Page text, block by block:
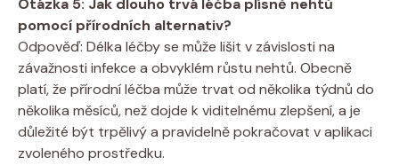
pomocí přírodních alternativ?
Odpověď: Délka léčby se může lišit v závislosti na
závažnosti infekce a obvyklém růstu nehtů. Obecně
platí, že přírodní léčba může trvat od několika týdnů do
několika měsíců, než dojde k viditelnému zlepšení, a je
důležité být trpělivý a pravidelně pokračovat v aplikaci
zvoleného prostředku.